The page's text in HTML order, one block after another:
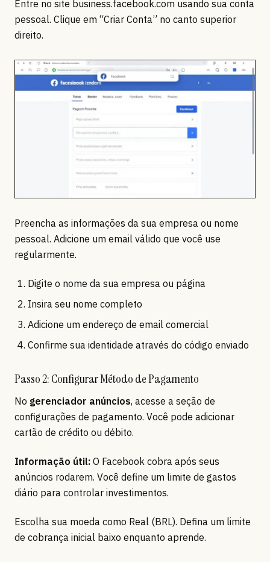
Entre no site business.facebook.com usando sua conta
pessoal. Clique em “Criar Conta” no canto superior
direito.
Preencha as informações da sua empresa ou nome
pessoal. Adicione um email válido que você use
regularmente.
Digite o nome da sua empresa ou página
Insira seu nome completo
Adicione um endereço de email comercial
Confirme sua identidade através do código enviado
Passo 2: Configurar Método de Pagamento
No gerenciador anúncios, acesse a seção de
configurações de pagamento. Você pode adicionar
cartão de crédito ou débito.
Informação útil: O Facebook cobra após seus
anúncios rodarem. Você define um limite de gastos
diário para controlar investimentos.
Escolha sua moeda como Real (BRL). Defina um limite
de cobrança inicial baixo enquanto aprende.